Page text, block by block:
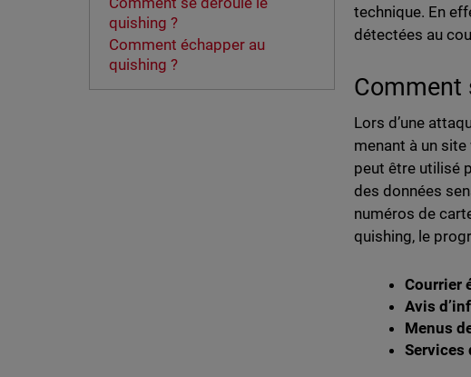
quishing ?
Comment échapper au
quishing ?
technique. En
détectées au
Comment
Lors d’une
menant à un
peut être utilisé
des données
numéros de
quishing, le
Courrier
Avis
Menus
Services